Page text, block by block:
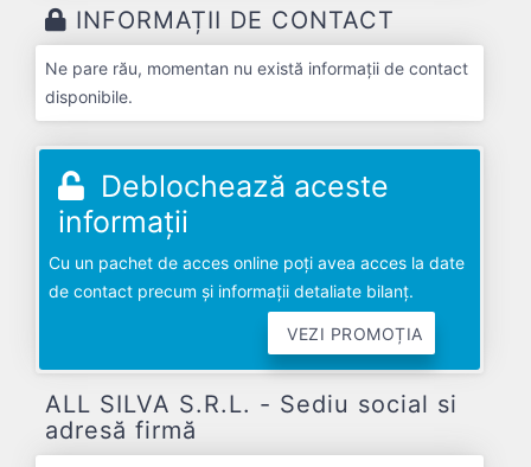
INFORMAȚII DE CONTACT
Ne pare rău, momentan nu există informații de contact
disponibile.
Deblochează aceste
informații
Cu un pachet de acces online poți avea acces la date
de contact precum și informații detaliate bilanț.
VEZI PROMOȚIA
ALL SILVA S.R.L. - Sediu social si
adresă firmă